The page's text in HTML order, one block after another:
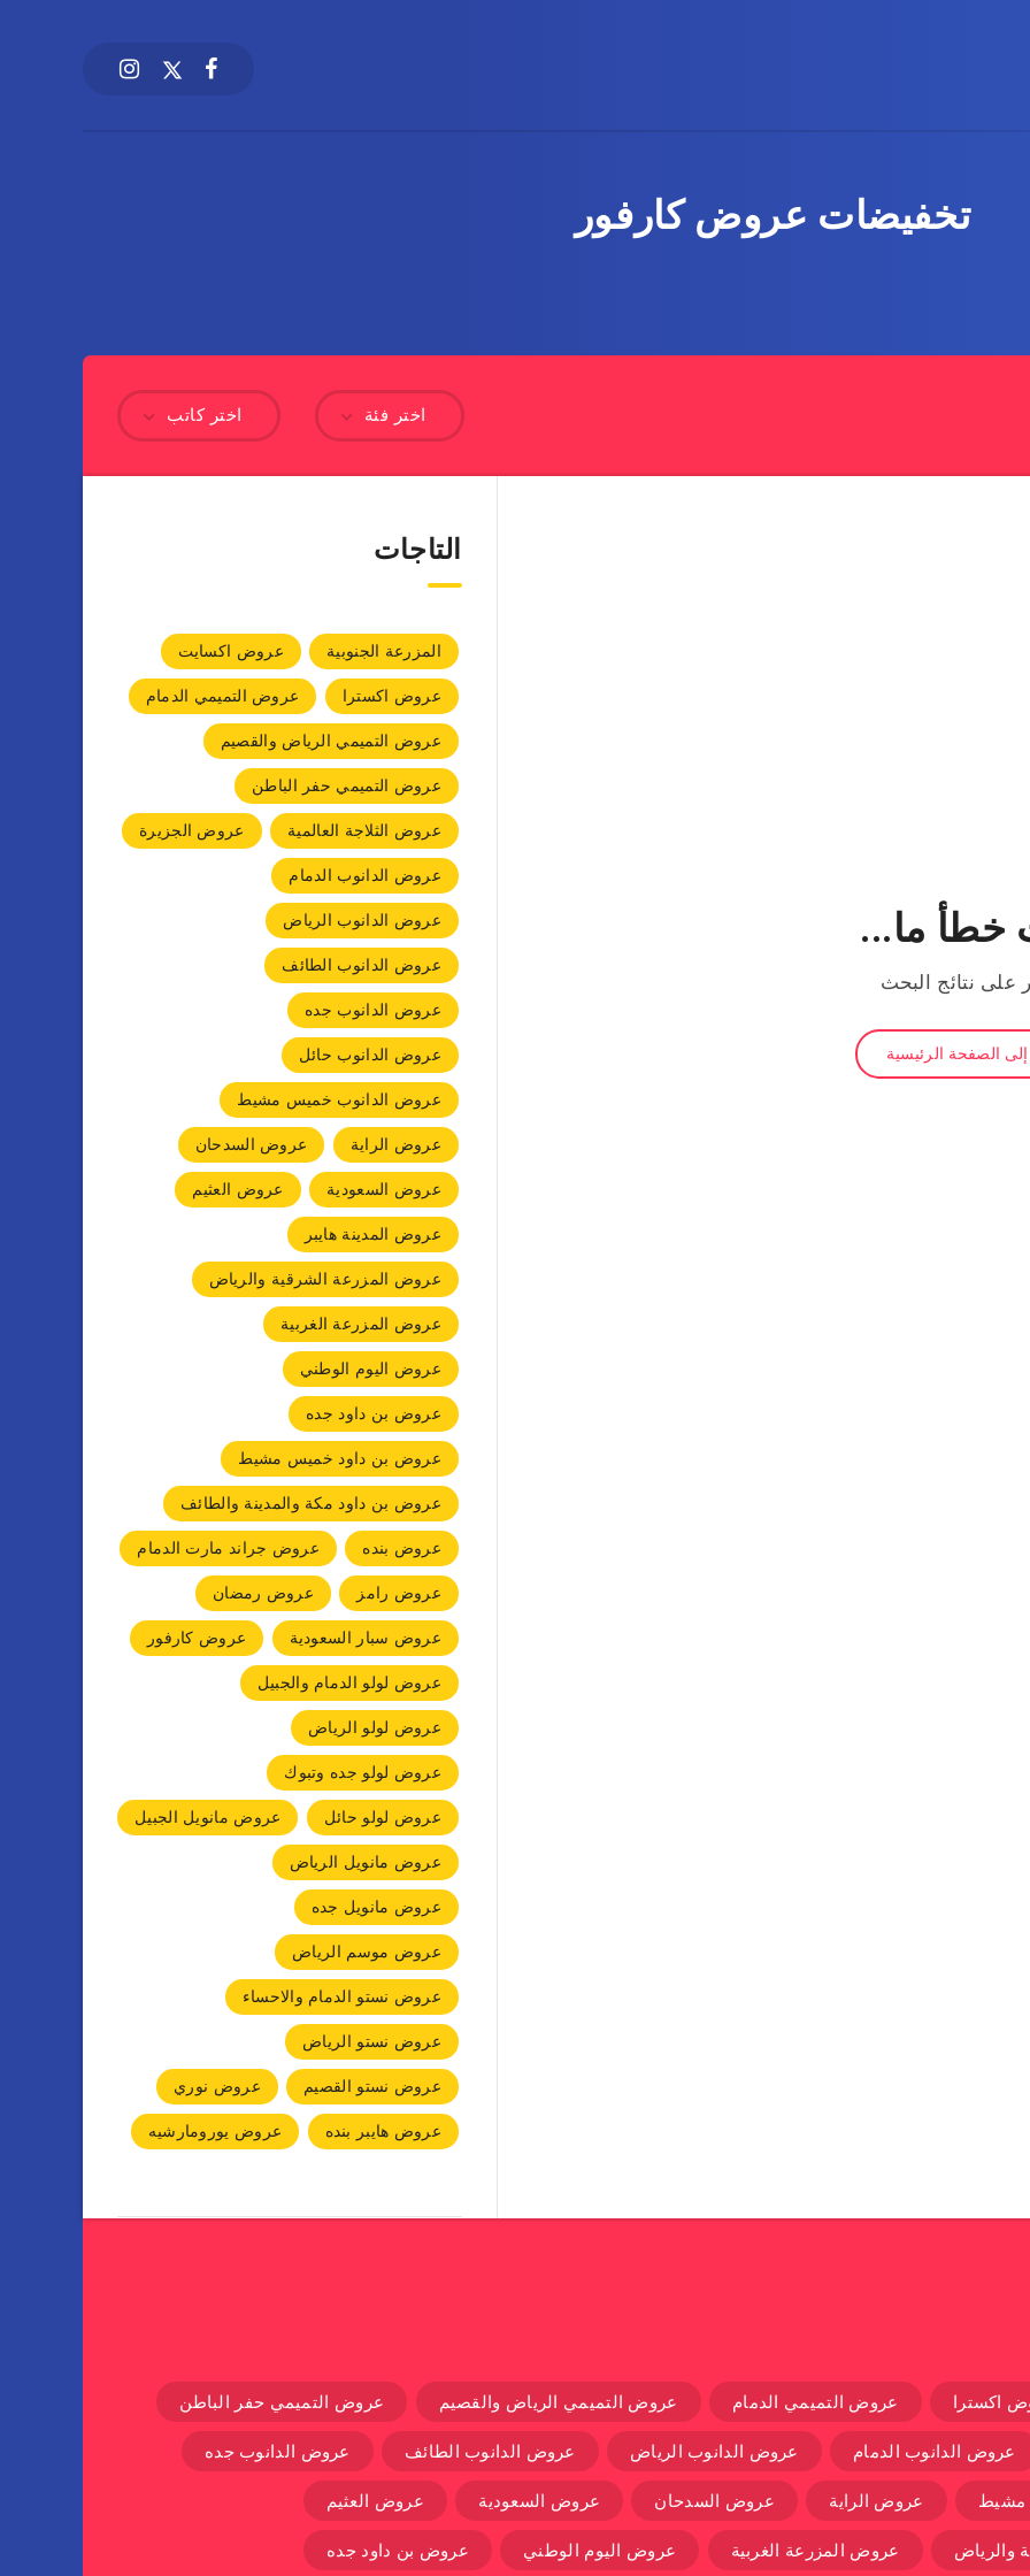
تخفيضات عروض كارفور
اختر كاتب اختر فئة
ما...
على نتائج البحث
الصفحة الرئيسية
التاجات
المزرعة الجنوبية
عروض اكسايت
عروض اكسترا
عروض التميمي الدمام
عروض التميمي الرياض والقصيم
عروض التميمي حفر الباطن
عروض الثلاجة العالمية
عروض الجزيرة
عروض الدانوب الدمام
عروض الدانوب الرياض
عروض الدانوب الطائف
عروض الدانوب جده
عروض الدانوب حائل
عروض الدانوب خميس مشيط
عروض الراية
عروض السدحان
عروض السعودية
عروض العثيم
عروض المدينة هايبر
عروض المزرعة الشرقية والرياض
عروض المزرعة الغربية
عروض اليوم الوطني
عروض بن داود جده
عروض بن داود خميس مشيط
عروض بن داود مكة والمدينة والطائف
عروض بنده
عروض جراند مارت الدمام
عروض رامز
عروض رمضان
عروض سبار السعودية
عروض كارفور
عروض لولو الدمام والجبيل
عروض لولو الرياض
عروض لولو جده وتبوك
عروض لولو حائل
عروض مانويل الجبيل
عروض مانويل الرياض
عروض مانويل جده
عروض موسم الرياض
عروض نستو الدمام والاحساء
عروض نستو الرياض
عروض نستو القصيم
عروض نوري
عروض هايبر بنده
عروض يورومارشيه
اكسترا عروض التميمي الدمام عروض التميمي الرياض والقصيم عروض التميمي حفر الباطن
عروض الدانوب الدمام عروض الدانوب الرياض عروض الدانوب الطائف عروض الدانوب جده
مشيط عروض الراية عروض السدحان عروض السعودية عروض العثيم
والرياض عروض المزرعة الغربية عروض اليوم الوطني عروض بن داود جده